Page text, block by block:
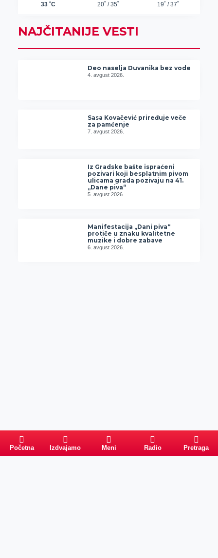
NAJČITANIJE VESTI
Deo naselja Duvanika bez vode
4. avgust 2026.
Sasa Kovačević priređuje veče
za pamćenje
7. avgust 2026.
Iz Gradske bašte ispraćeni
pozivari koji besplatnim pivom
ulicama grada pozivaju na 41.
„Dane piva“
5. avgust 2026.
Manifestacija „Dani piva“
protiče u znaku kvalitetne
muzike i dobre zabave
6. avgust 2026.
Početna Izdvajamo Meni Radio Pretraga